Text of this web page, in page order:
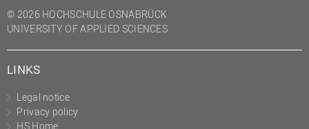
Personalentwicklung
Personalrat
Projekte des Präsidiums
© 2026 HOCHSCHULE OSNABRÜCK
UNIVERSITY OF APPLIED SCIENCES
LINKS
Legal notice
Privacy policy
HS Home